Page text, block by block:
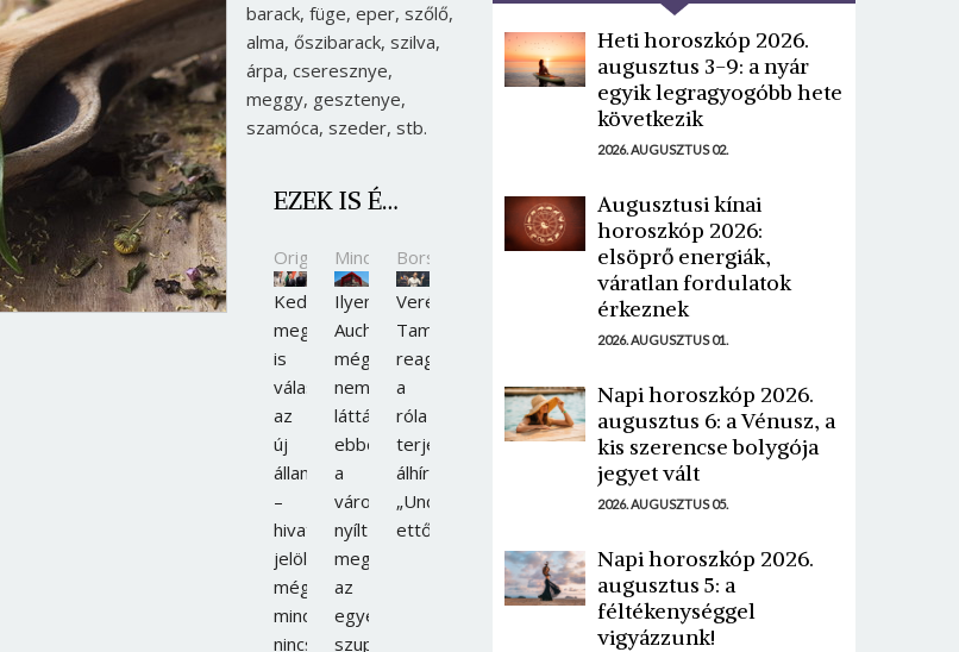
barack, füge, eper, szőlő,
alma, őszibarack, szilva,
árpa, cseresznye,
meggy, gesztenye,
szamóca, szeder, stb.
EZEK IS ÉRDEKELHETNEK
Origo
Kedden
meg
is
választják
az
új
államfőt
–
hivatalos
jelölt
még
mindig
nincs
Mindmegette
Ilyen
Auchant
még
nem
láttál:
ebben
a
városban
nyílt
meg
az
egyedülálló
szupermarket
Borsonline
Veréb
Tamás
reagált
a
róla
terjedő
álhírre:
„Undorodom
ettől”
Heti horoszkóp 2026.
augusztus 3-9: a nyár
egyik legragyogóbb hete
következik
2026. AUGUSZTUS 02.
Augusztusi kínai
horoszkóp 2026:
elsöprő energiák,
váratlan fordulatok
érkeznek
2026. AUGUSZTUS 01.
Napi horoszkóp 2026.
augusztus 6: a Vénusz, a
kis szerencse bolygója
jegyet vált
2026. AUGUSZTUS 05.
Napi horoszkóp 2026.
augusztus 5: a
féltékenységgel
vigyázzunk!